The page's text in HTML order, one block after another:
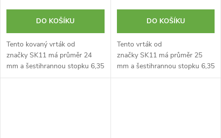
DO KOŠÍKU
Tento kovaný vrták od
značky SK11 má průměr 24
mm a šestihrannou stopku 6,35
mm. Je určený pro přesné
DO KOŠÍKU
Tento vrták od
značky SK11 má průměr 25
mm a šestihrannou stopku 6,35
mm. Je určený pro přesné